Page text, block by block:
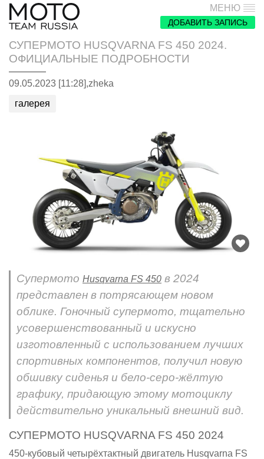
МЕНЮ
ДОБАВИТЬ ЗАПИСЬ
СУПЕРМОТО HUSQVARNA FS 450 2024.
ОФИЦИАЛЬНЫЕ ПОДРОБНОСТИ
09.05.2023 [11:28],zheka
галерея
Супермото Husqvarna FS 450 в 2024
представлен в потрясающем новом
облике. Гоночный супермото, тщательно
усовершенствованный и искусно
изготовленный с использованием лучших
спортивных компонентов, получил новую
обшивку сиденья и бело-серо-жёлтую
графику, придающую этому мотоциклу
действительно уникальный внешний вид.
СУПЕРМОТО HUSQVARNA FS 450 2024
450-кубовый четырёхтактный двигатель Husqvarna FS